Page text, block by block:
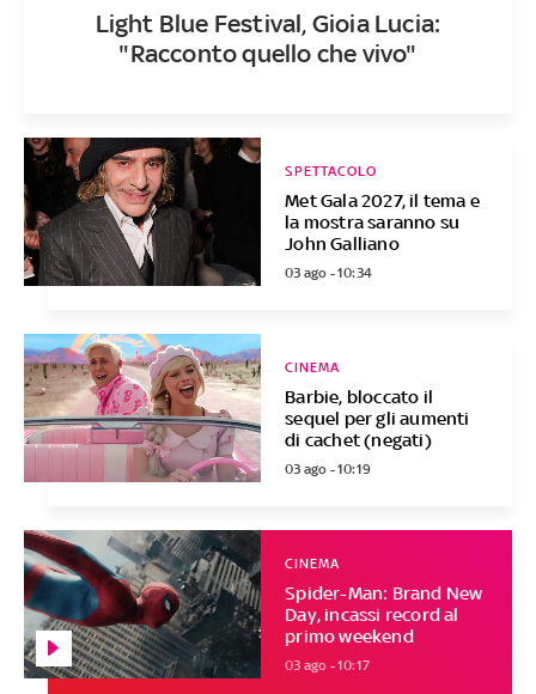
Light Blue Festival, Gioia Lucia:
"Racconto quello che vivo"
Met Gala 2027, il tema e
la mostra saranno su
John Galliano
SPETTACOLO
03 ago - 10:34
Barbie, bloccato il
sequel per gli aumenti
di cachet (negati)
CINEMA
03 ago - 10:19
Spider-Man: Brand New
Day, incassi record al
primo weekend
CINEMA
03 ago - 10:17